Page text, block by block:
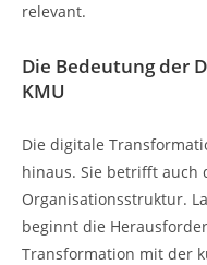
relevant.
Die Bedeutung der
KMU
Die digitale
hinaus. Sie betrifft auch
Organisationsstruktur.
beginnt die
Transformation mit der